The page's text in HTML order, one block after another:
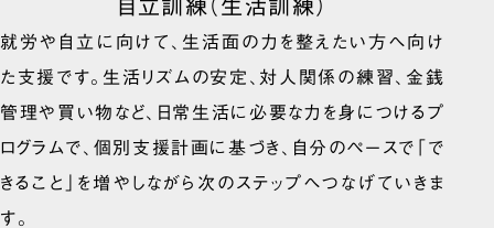
自立訓練（生活訓練）
就労や自立に向けて、生活面の力を整えたい方へ向け
た支援です。生活リズムの安定、対人関係の練習、金銭
管理や買い物など、日常生活に必要な力を身につけるプ
ログラムで、個別支援計画に基づき、自分のペースで「で
きること」を増やしながら次のステップへつなげていきま
す。